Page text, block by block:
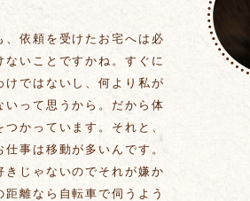
、依頼を受けたお宅へは必
ないことですかね。すぐに
けではないし、何より私が
いって思うから。だから体
かっています。それと、
事は移動が多いんです。
きじゃないのでそれが嫌か
距離なら自転車で伺うよう